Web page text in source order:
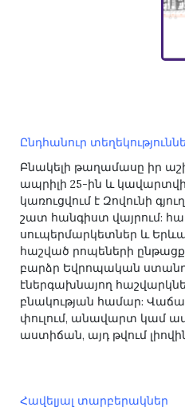
Ընդհանուր
Բնակելի թաղամասը իր
ապրիլի 25-ին և
կառուցվում է Զովունի
շատ հանգիստ վայրում:
սուպերմարկետներ և
հաշված րոպեների
բարձր Եվրոպական
էներգախնայող
բնակության համար:
փուլում, անավարտ կամ
աստիճան, այդ թվում
Հավելյալ տարբերակներ